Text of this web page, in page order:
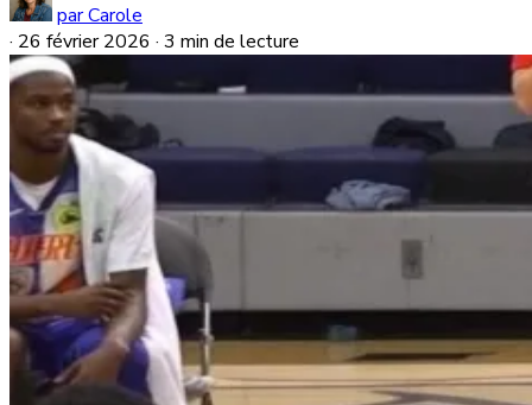
par Carole
· 26 février 2026 · 3 min de lecture